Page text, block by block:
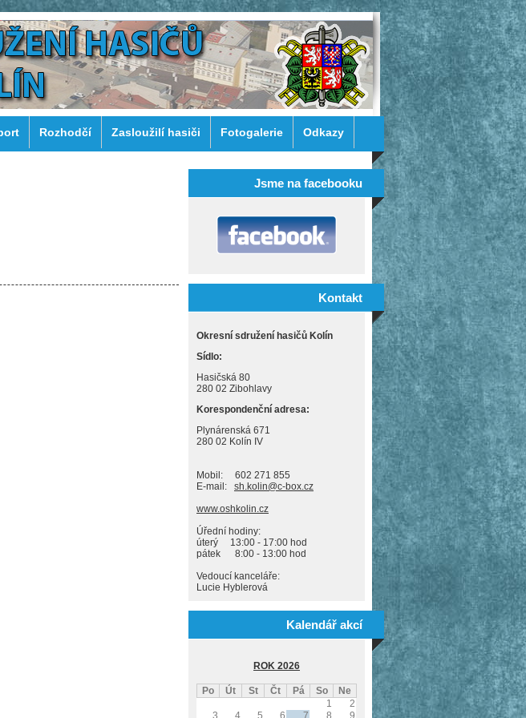
Rozhodčí Zasloužilí hasiči Fotogalerie Odkazy
Jsme na facebooku
Kontakt
Okresní sdružení hasičů Kolín
Sídlo:
Hasičská 80
280 02 Zibohlavy
Korespondenční adresa:
Plynárenská 671
280 02 Kolín IV
Mobil: 602 271 855
E-mail: sh.kolin@c-box.cz
www.oshkolin.cz
Úřední hodiny:
úterý 13:00 - 17:00 hod
pátek 8:00 - 13:00 hod
Vedoucí kanceláře:
Lucie Hyblerová
Kalendář akcí
ROK 2026
Po Út St Čt Pá So
Ne
1
2